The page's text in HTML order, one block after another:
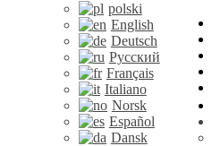
polski
English
Deutsch
Русский
Français
Italiano
Norsk
Español
Dansk